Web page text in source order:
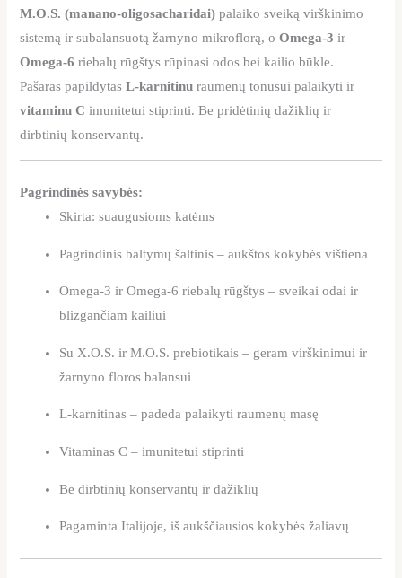
M.O.S. (manano-oligosacharidai) palaiko sveiką virškinimo
sistemą ir subalansuotą žarnyno mikroflorą, oOmega-3 ir
Omega-6 riebalų rūgštys rūpinasi odos bei kailio būkle.
Pašaras papildytasL-karnitinu raumenų tonusui palaikyti ir
vitaminu C imunitetui stiprinti. Be pridėtinių dažiklių ir
dirbtinių konservantų.
Pagrindinės savybės:
Skirta: suaugusioms katėms
Pagrindinis baltymų šaltinis – aukštos kokybės vištiena
Omega-3 ir Omega-6 riebalų rūgštys – sveikai odai ir
blizgančiam kailiui
Su X.O.S. ir M.O.S. prebiotikais – geram virškinimui ir
žarnyno floros balansui
L-karnitinas – padeda palaikyti raumenų masę
Vitaminas C – imunitetui stiprinti
Be dirbtinių konservantų ir dažiklių
Pagaminta Italijoje, iš aukščiausios kokybės žaliavų